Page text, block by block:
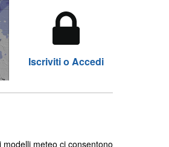
Iscriviti o Accedi
meteo ci consentono